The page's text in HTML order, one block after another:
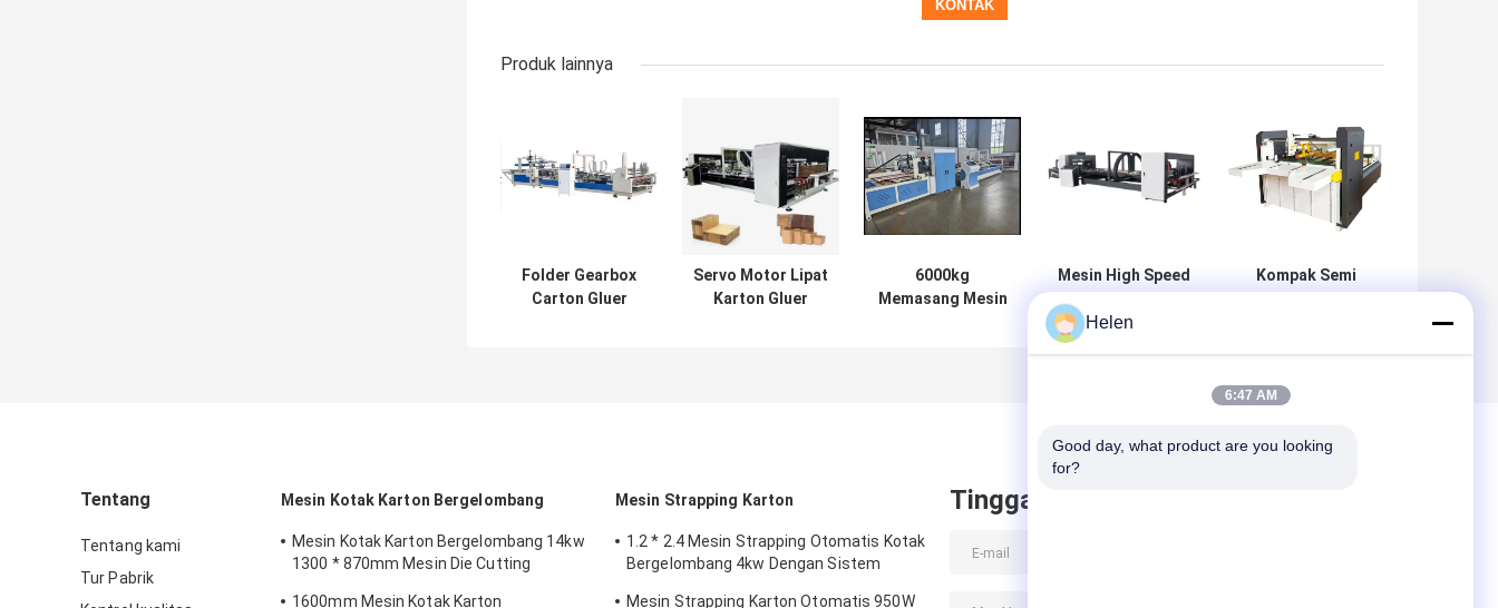
Produk lainnya
Folder Gearbox
Carton Gluer
Servo Motor Lipat
Karton Gluer
6000kg
Memasang Mesin
Mesin High Speed
Gluer Folder
Stainless Steel
Kompak Semi
Tentang
Tentang kami
Tur Pabrik
Mesin Kotak Karton Bergelombang
Mesin Kotak Karton Bergelombang 14kw
1300 * 870mm Mesin Die Cutting
1600mm Mesin Kotak Karton
Mesin Strapping Karton
1.2 * 2.4 Mesin Strapping Otomatis Kotak
Bergelombang 4kw Dengan Sistem
Mesin Strapping Karton Otomatis 950W
Tinggalkan pesan
Helen
6:47 AM
Good day, what product are you looking
for?